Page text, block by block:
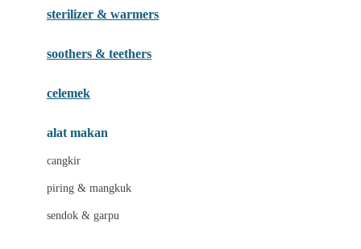
Hybrid
I
Inlacta DHA
Ivenet
sterilizer & warmers
soothers & teethers
celemek
alat makan
cangkir
piring & mangkuk
sendok & garpu